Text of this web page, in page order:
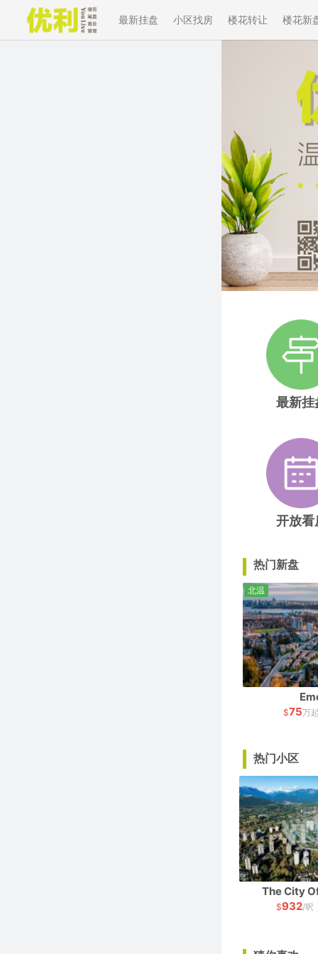
最新挂盘 小区找房 楼花转让 楼花新
最新挂
开放看
热门新盘
$75万
北温
热门小区
The City
$932/呎